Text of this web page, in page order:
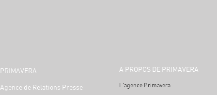
PRIMAVERA
Agence de Relations Presse
A PROPOS DE PRIMAVERA
L'agence Primavera